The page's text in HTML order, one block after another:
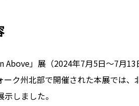
Above」展（2024年7月5日～7月
ーク州北部で開催された本展では
しました。